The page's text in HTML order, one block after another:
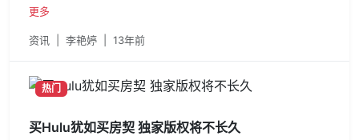
2012年对于华为终端
更多
资讯 李艳婷 13年前
热门
买Hulu犹如买房契 独家版权将不长久